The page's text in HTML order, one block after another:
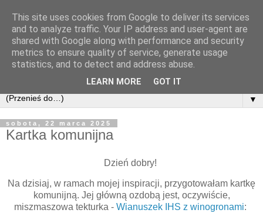
▼
sobota, 22 marca 2025
Kartka komunijna
Dzień dobry!
Na dzisiaj, w ramach mojej inspiracji, przygotowałam kartkę
komunijną. Jej główną ozdobą jest, oczywiście,
miszmaszowa tekturka - Wianuszek IHS z winogronami:
This site uses cookies from Google to deliver its services
and to analyze traffic. Your IP address and user-agent are
shared with Google along with performance and security
metrics to ensure quality of service, generate usage
statistics, and to detect and address abuse.
LEARN MORE GOT IT